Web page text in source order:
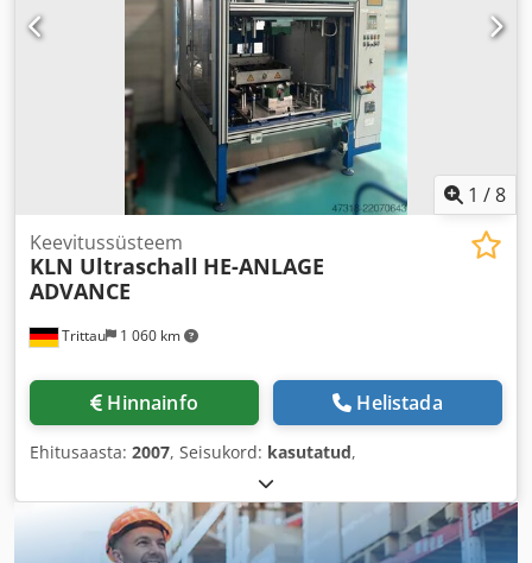
1 /8
Trittau 1 060 km
Keevitussüsteem
KLN Ultraschall HE-ANLAGE
ADVANCE
Hinnainfo Helistada
Ehitusaasta: 2007, Seisukord: kasutatud,